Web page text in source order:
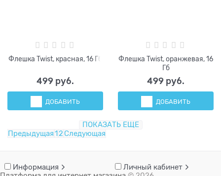
Флешка Twist, красная, 16 Гб
499 руб.
ДОБАВИТЬ
Флешка Twist, оранжевая, 16
Гб
499 руб.
ДОБАВИТЬ
ПОКАЗАТЬ ЕЩЕ
Предыдущая1 2 Следующая
Информация
Личный кабинет